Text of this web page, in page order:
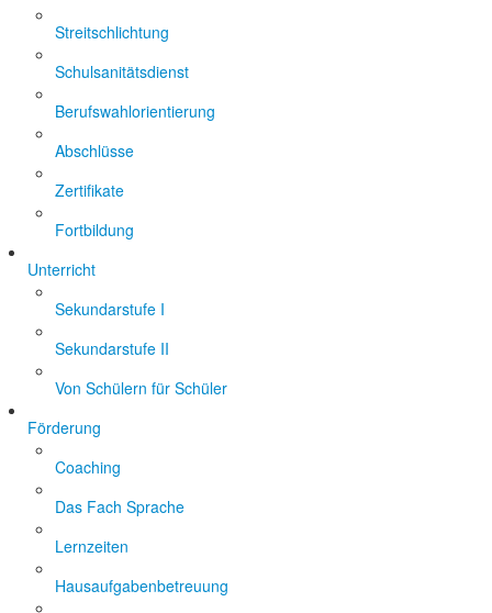
Streitschlichtung
Schulsanitätsdienst
Berufswahlorientierung
Abschlüsse
Zertifikate
Fortbildung
Unterricht
Sekundarstufe I
Sekundarstufe II
Von Schülern für Schüler
Förderung
Coaching
Das Fach Sprache
Lernzeiten
Hausaufgabenbetreuung